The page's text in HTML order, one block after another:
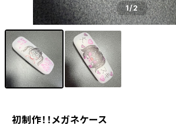
1/2
初制作！！メガネケース